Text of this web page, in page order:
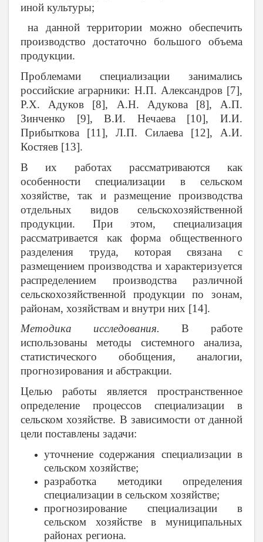
иной культуры;
на данной территории можно обеспечить
производство достаточно большого объема
продукции.
Проблемами специализации занимались
российские аграрники: Н.П. Александров [7],
Р.Х. Адуков [8], А.Н. Адукова [8], А.П.
Зинченко [9], В.И. Нечаева [10], И.И.
Прибыткова [11], Л.П. Силаева [12], А.И.
Костяев [13].
В их работах рассматриваются как
особенности специализации в сельском
хозяйстве, так и размещение производства
отдельных видов сельскохозяйственной
продукции. При этом, специализация
рассматривается как форма общественного
разделения труда, которая связана с
размещением производства и характеризуется
распределением производства различной
сельскохозяйственной продукции по зонам,
районам, хозяйствам и внутри них [14].
Методика исследования. В работе
использованы методы системного анализа,
статистического обобщения, аналогии,
прогнозирования и абстракции.
Целью работы является пространственное
определение процессов специализации в
сельском хозяйстве. В зависимости от данной
цели поставлены задачи:
уточнение содержания специализации в
сельском хозяйстве;
разработка методики определения
специализации в сельском хозяйстве;
прогнозирование специализации в
сельском хозяйстве в муниципальных
районах региона.